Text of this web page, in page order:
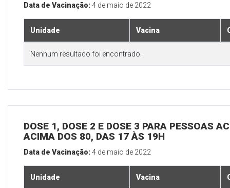
Data de Vacinação:4 de maio de 2022
Unidade Vacina
Nenhum resultado foi encontrado.
DOSE 1, DOSE 2 E DOSE 3 PARA PESSOAS
ACIMA DOS 80, DAS 17 ÀS 19H
Data de Vacinação:4 de maio de 2022
Unidade Vacina